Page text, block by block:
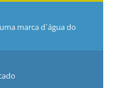
marca d`água do